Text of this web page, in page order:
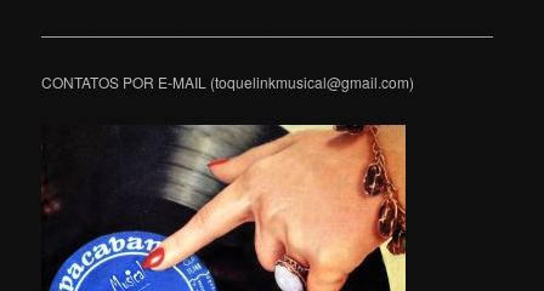
———————————————————————————————
CONTATOS POR E-MAIL (toquelinkmusical@gmail.com)